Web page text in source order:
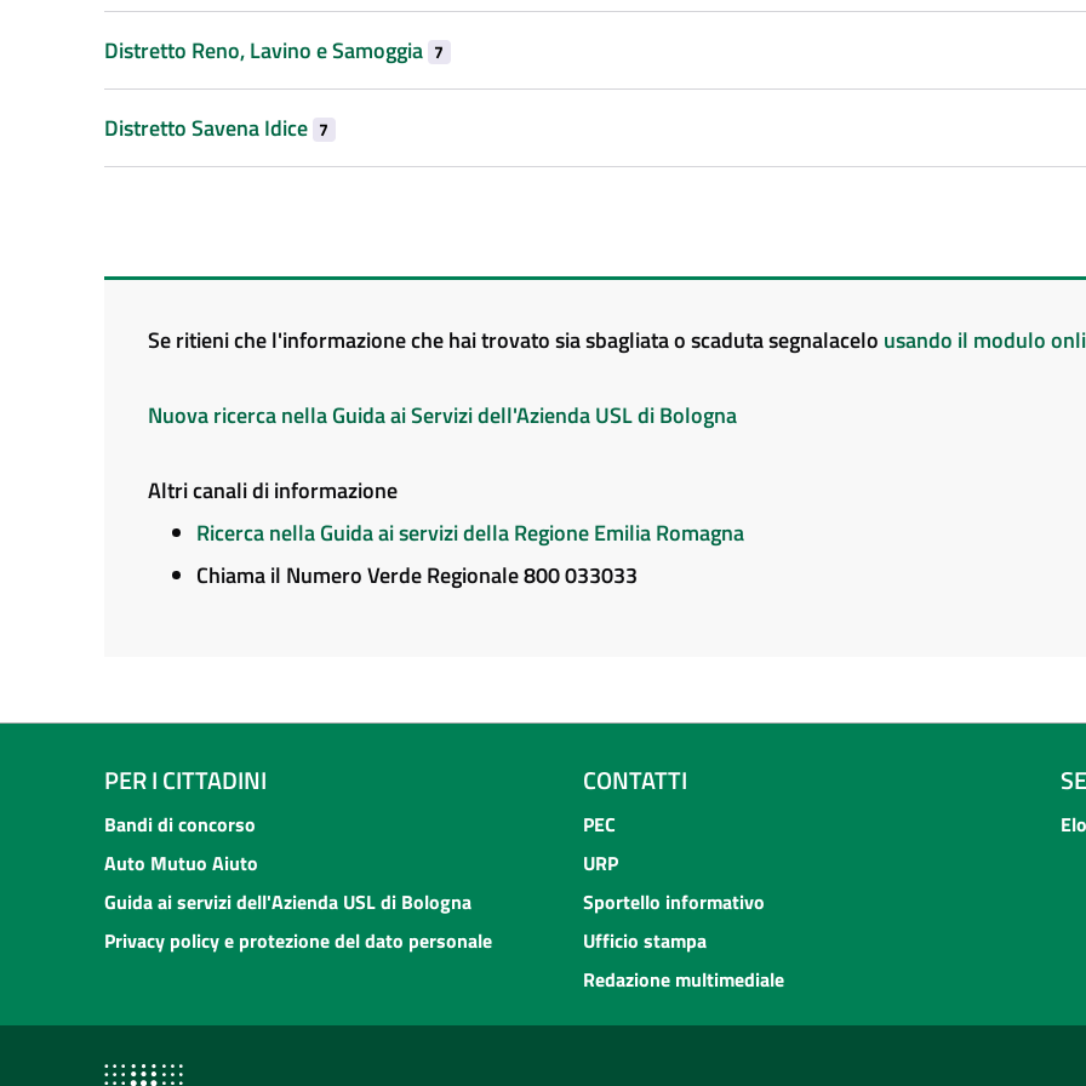
Distretto Reno, Lavino e Samoggia 7
Distretto Savena Idice 7
Se ritieni che l'informazione che hai trovato sia sbagliata o scaduta segnalacelo usando il modulo
Nuova ricerca nella Guida ai Servizi dell'Azienda USL di Bologna
Altri canali di informazione
Ricerca nella Guida ai servizi della Regione Emilia Romagna
Chiama il Numero Verde Regionale 800 033033
PER I CITTADINI
Bandi di concorso
Auto Mutuo Aiuto
Guida ai servizi dell'Azienda USL di Bologna
Privacy policy e protezione del dato personale
CONTATTI
PEC
URP
Sportello informativo
Ufficio stampa
Redazione multimediale